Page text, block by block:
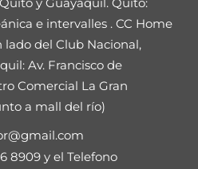
e intervalles . CC Home
lado del Club Nacional,
Av. Francisco de
Comercial La Gran
a mall del río)
8909 y el Telefono